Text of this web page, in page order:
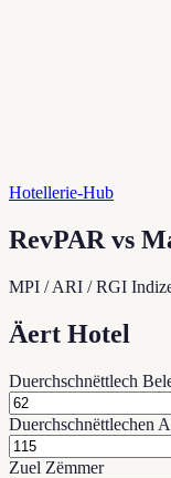
Hotellerie-Hub
RevPAR vs
MPI / ARI / RGI
Äert Hotel
Duerchschnëttlech
Duerchschnëttlechen
Zuel Zëmmer